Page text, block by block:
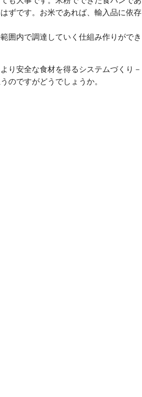
ずです。お米であれば、輸入品に依存
囲内で調達していく仕組み作りができ
り安全な食材を得るシステムづくり－
のですがどうでしょうか。